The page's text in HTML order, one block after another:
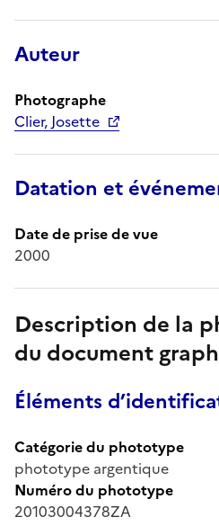
Auteur
Photographe
Clier, Josette
Datation et
Date de prise de vue
2000
Description de la
du document
Éléments
Catégorie du phototype
phototype argentique
Numéro du phototype
20103004378ZA